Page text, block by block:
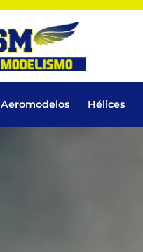
Aeromodelos Hélices